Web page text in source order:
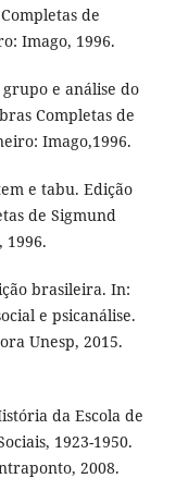
de
Imago, 1996.
grupo e análise do
Completas de
Imago,1996.
e tabu. Edição
de Sigmund
1996.
brasileira. In:
e psicanálise.
Unesp, 2015.
da Escola de
1923-1950.
2008.